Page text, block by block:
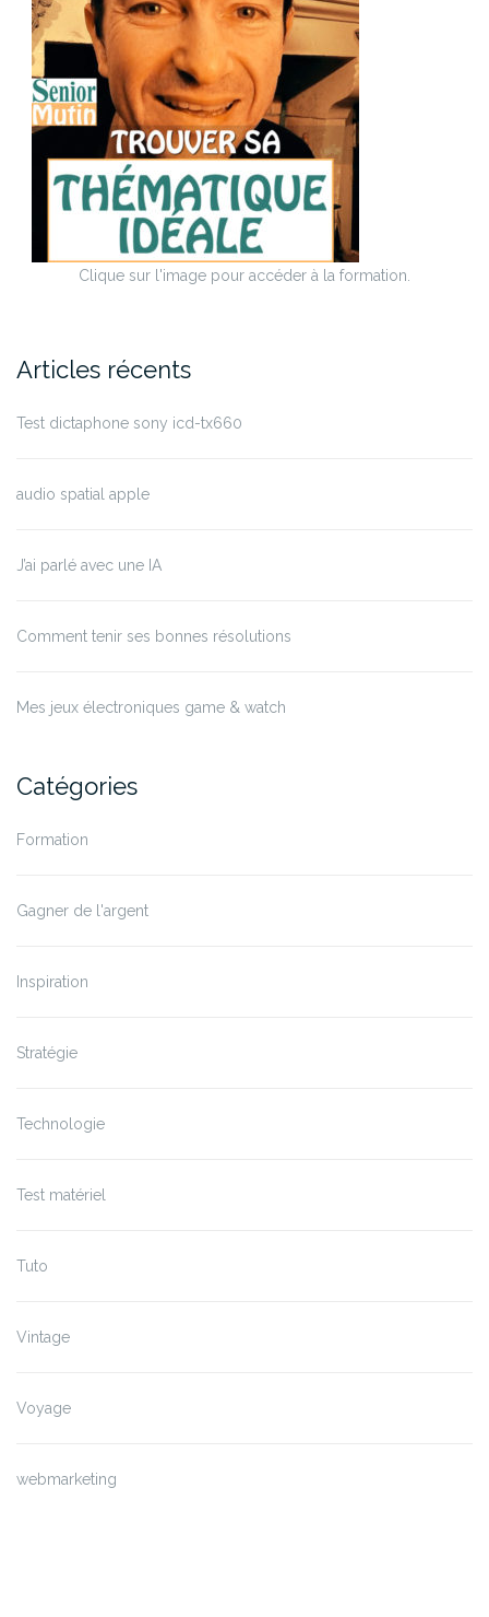
Clique sur l'image pour accéder à la formation.
Articles récents
Test dictaphone sony icd-tx660
audio spatial apple
J’ai parlé avec une IA
Comment tenir ses bonnes résolutions
Mes jeux électroniques game & watch
Catégories
Formation
Gagner de l'argent
Inspiration
Stratégie
Technologie
Test matériel
Tuto
Vintage
Voyage
webmarketing